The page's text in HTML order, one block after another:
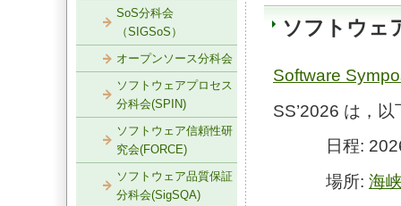
ソフトウェ
Software
SS’2026 は，
日程:
場所: 海
SoS分科会
（SIGSoS）
オープンソース分科会
ソフトウェアプロセス
分科会(SPIN)
ソフトウェア信頼性研
究会(FORCE)
ソフトウェア品質保証
分科会(SigSQA)